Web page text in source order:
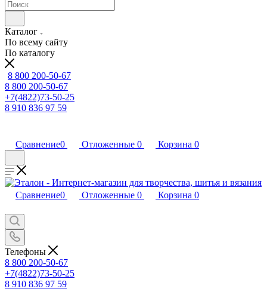
Каталог
По всему сайту
По каталогу
8 800 200-50-67
8 800 200-50-67
+7(4822)73-50-25
8 910 836 97 59
Сравнение0 Отложенные 0 Корзина 0
Сравнение0 Отложенные 0 Корзина 0
Телефоны
8 800 200-50-67
+7(4822)73-50-25
8 910 836 97 59